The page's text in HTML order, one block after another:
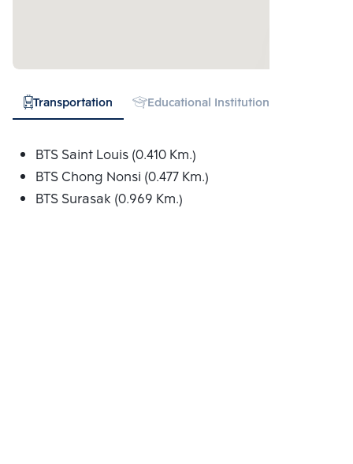
Transportation Educational Institution
BTS Saint Louis (0.410 Km.)
BTS Chong Nonsi (0.477 Km.)
BTS Surasak (0.969 Km.)